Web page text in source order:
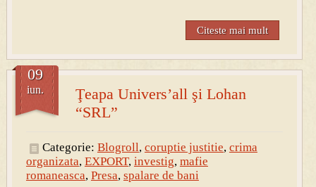
Citeste mai mult
Ţeapa Univers’all şi Lohan
“SRL”
09
iun.
Categorie: Blogroll, coruptie justitie, crima
organizata, EXPORT, investig, mafie
romaneasca, Presa, spalare de bani